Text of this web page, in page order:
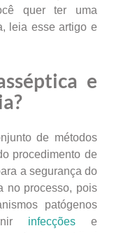
quer ter uma
leia esse artigo e
e
de métodos
procedimento de
a segurança do
no processo, pois
patógenos
infecções e